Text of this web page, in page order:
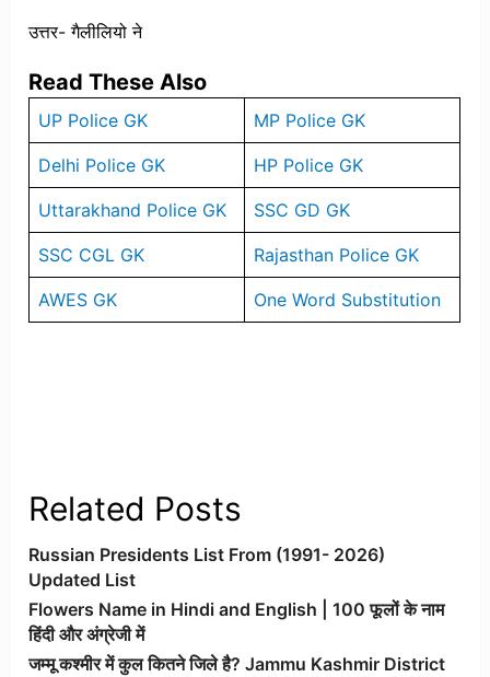
उत्तर- गैलीलियो ने
Read These Also
UP Police GK MP Police GK
Delhi Police GK HP Police GK
Uttarakhand Police GK SSC GD GK
SSC CGL GK Rajasthan Police GK
AWES GK One Word Substitution
Related Posts
Russian Presidents List From (1991- 2026)
Updated List
Flowers Name in Hindi and English | 100 फूलों के नाम
हिंदी और अंग्रेजी में
जम्मू कश्मीर में कुल कितने जिले है? Jammu Kashmir District